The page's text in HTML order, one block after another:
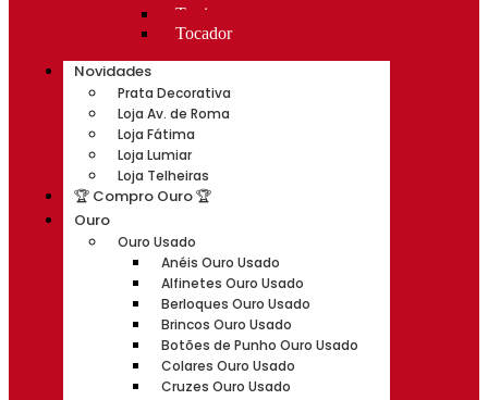
Terrinas
Tocador
Novidades
Prata Decorativa
Loja Av. de Roma
Loja Fátima
Loja Lumiar
Loja Telheiras
🏆 Compro Ouro 🏆
Ouro
Ouro Usado
Anéis Ouro Usado
Alfinetes Ouro Usado
Berloques Ouro Usado
Brincos Ouro Usado
Botões de Punho Ouro Usado
Colares Ouro Usado
Cruzes Ouro Usado